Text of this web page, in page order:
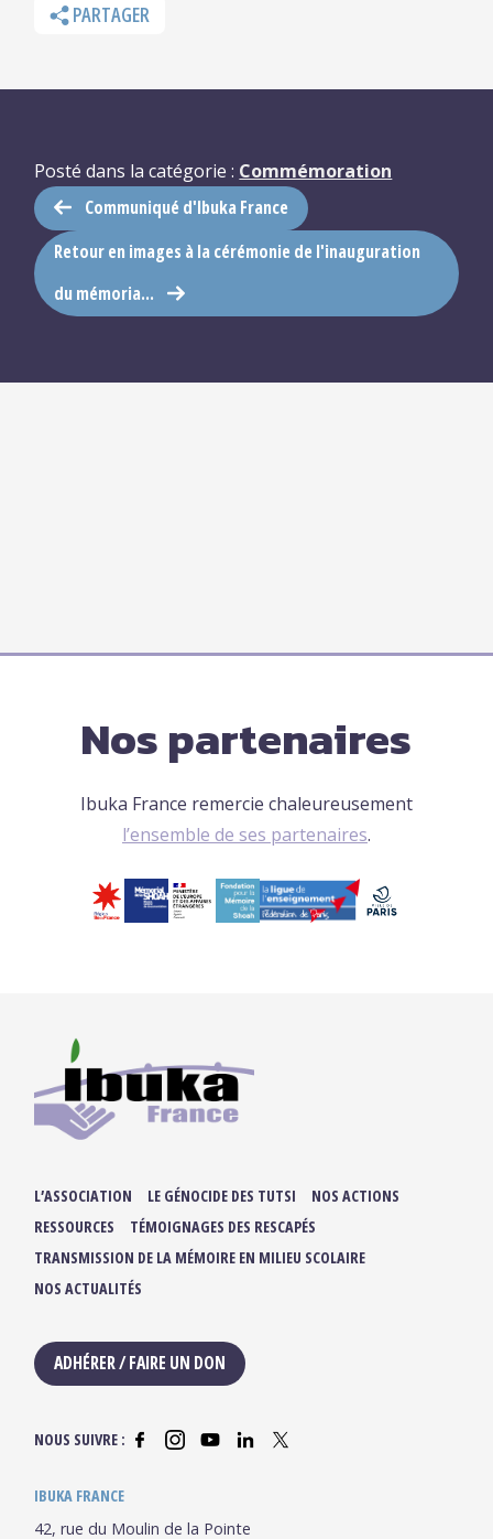
PARTAGER
Posté dans la catégorie : Commémoration
Communiqué d'Ibuka France
Retour en images à la cérémonie de l'inauguration
du mémoria...
Nos partenaires
Ibuka France remercie chaleureusement
l’ensemble de ses partenaires.
L’ASSOCIATION LE GÉNOCIDE DES TUTSI
NOS ACTIONS
RESSOURCES
TÉMOIGNAGES DES RESCAPÉS
TRANSMISSION DE LA MÉMOIRE EN MILIEU SCOLAIRE
NOS ACTUALITÉS
ADHÉRER / FAIRE UN DON
NOUS SUIVRE :
IBUKA FRANCE
42, rue du Moulin de la Pointe